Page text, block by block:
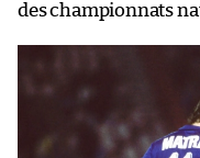
des championnats